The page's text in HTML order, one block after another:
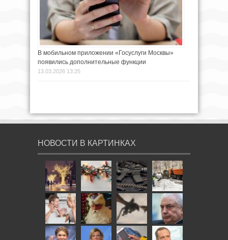
В мобильном приложении «Госуслуги Москвы»
появились дополнительные функции
13.03.2026 13:25
НОВОСТИ В КАРТИНКАХ